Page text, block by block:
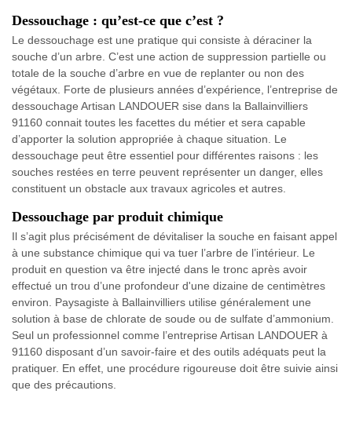
Dessouchage : qu’est-ce que c’est ?
Le dessouchage est une pratique qui consiste à déraciner la
souche d’un arbre. C’est une action de suppression partielle ou
totale de la souche d’arbre en vue de replanter ou non des
végétaux. Forte de plusieurs années d’expérience, l’entreprise de
dessouchage Artisan LANDOUER sise dans la Ballainvilliers
91160 connait toutes les facettes du métier et sera capable
d’apporter la solution appropriée à chaque situation. Le
dessouchage peut être essentiel pour différentes raisons : les
souches restées en terre peuvent représenter un danger, elles
constituent un obstacle aux travaux agricoles et autres.
Dessouchage par produit chimique
Il s’agit plus précisément de dévitaliser la souche en faisant appel
à une substance chimique qui va tuer l’arbre de l’intérieur. Le
produit en question va être injecté dans le tronc après avoir
effectué un trou d’une profondeur d'une dizaine de centimètres
environ. Paysagiste à Ballainvilliers utilise généralement une
solution à base de chlorate de soude ou de sulfate d’ammonium.
Seul un professionnel comme l’entreprise Artisan LANDOUER à
91160 disposant d’un savoir-faire et des outils adéquats peut la
pratiquer. En effet, une procédure rigoureuse doit être suivie ainsi
que des précautions.